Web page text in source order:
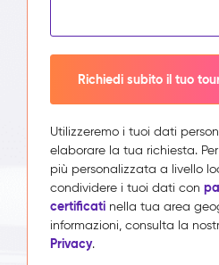
Richiedi subito il tuo
Utilizzeremo i tuoi dati
elaborare la tua richiesta. Per
più personalizzata a livello
condividere i tuoi dati con
certificati nella tua area
informazioni, consulta la
Privacy.